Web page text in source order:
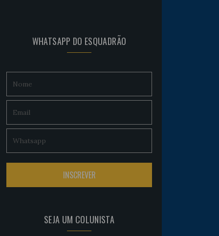
WHATSAPP DO ESQUADRÃO
SEJA UM COLUNISTA